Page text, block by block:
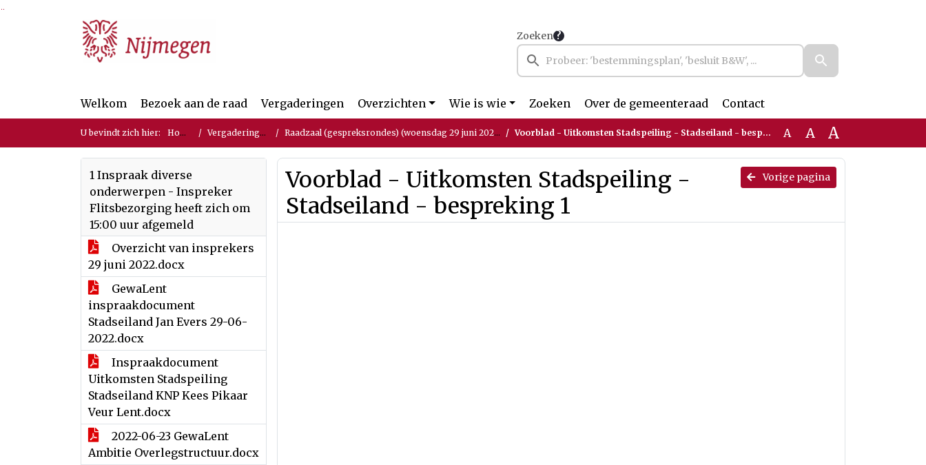
Ga naar de inhoud van deze pagina
Ga naar het zoeken
Ga naar het menu
Zoeken
Welkom Bezoek aan de raad Vergaderingen Overzichten Wie is wie Zoeken Over de gemeenteraad Contact
U bevindt zich hier: Home Vergaderingen Raadzaal (gespreksrondes) (woensdag 29 juni 2022) Voorblad - Uitkomsten Stadspeiling - Stadseiland - bespreking 1 A A A
1 Inspraak diverse
onderwerpen - Inspreker
Flitsbezorging heeft zich om
15:00 uur afgemeld
Overzicht van insprekers
29 juni 2022.docx
GewaLent
inspraakdocument
Stadseiland Jan Evers 29-06-
2022.docx
Inspraakdocument
Uitkomsten Stadspeiling
Stadseiland KNP Kees Pikaar
Veur Lent.docx
2022-06-23 GewaLent
Ambitie Overlegstructuur.docx
Vorige pagina
Voorblad - Uitkomsten Stadspeiling -
Stadseiland - bespreking 1